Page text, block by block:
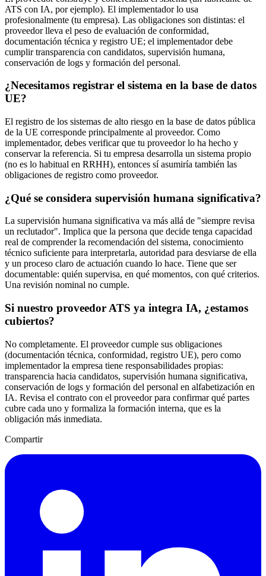
ATS con IA, por ejemplo). El implementador lo usa
profesionalmente (tu empresa). Las obligaciones son distintas: el
proveedor lleva el peso de evaluación de conformidad,
documentación técnica y registro UE; el implementador debe
cumplir transparencia con candidatos, supervisión humana,
conservación de logs y formación del personal.
¿Necesitamos registrar el sistema en la base de datos
UE?
El registro de los sistemas de alto riesgo en la base de datos pública
de la UE corresponde principalmente al proveedor. Como
implementador, debes verificar que tu proveedor lo ha hecho y
conservar la referencia. Si tu empresa desarrolla un sistema propio
(no es lo habitual en RRHH), entonces sí asumiría también las
obligaciones de registro como proveedor.
¿Qué se considera supervisión humana significativa?
La supervisión humana significativa va más allá de "siempre revisa
un reclutador". Implica que la persona que decide tenga capacidad
real de comprender la recomendación del sistema, conocimiento
técnico suficiente para interpretarla, autoridad para desviarse de ella
y un proceso claro de actuación cuando lo hace. Tiene que ser
documentable: quién supervisa, en qué momentos, con qué criterios.
Una revisión nominal no cumple.
Si nuestro proveedor ATS ya integra IA, ¿estamos
cubiertos?
No completamente. El proveedor cumple sus obligaciones
(documentación técnica, conformidad, registro UE), pero como
implementador la empresa tiene responsabilidades propias:
transparencia hacia candidatos, supervisión humana significativa,
conservación de logs y formación del personal en alfabetización en
IA. Revisa el contrato con el proveedor para confirmar qué partes
cubre cada uno y formaliza la formación interna, que es la
obligación más inmediata.
Compartir